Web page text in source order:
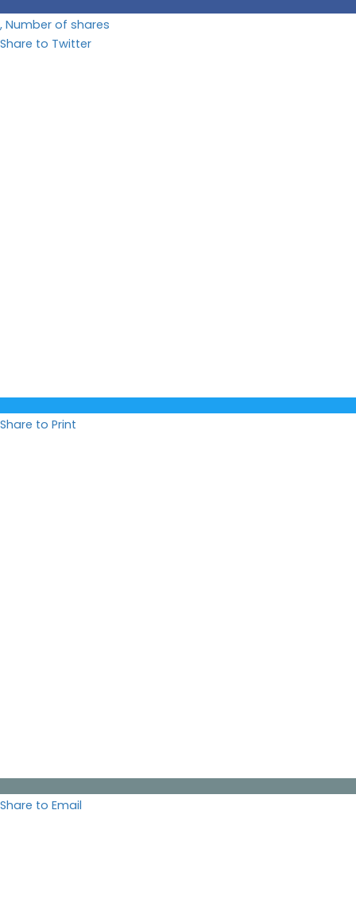
, Number of shares
Share to Twitter
Share to Print
Share to Email